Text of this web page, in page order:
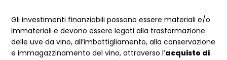
Gli investimenti finanziabili possono essere materiali e/o
immateriali e devono essere legati alla trasformazione
delle uve da vino, all’imbottigliamento, alla conservazione
e immagazzinamento del vino, attraverso l’acquisto di